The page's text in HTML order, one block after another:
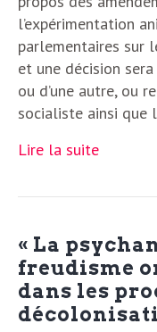
l’expérimentation
parlementaires sur
et une décision
ou d’une autre, ou
socialiste ainsi que
Lire la suite
« La
freudisme
dans les